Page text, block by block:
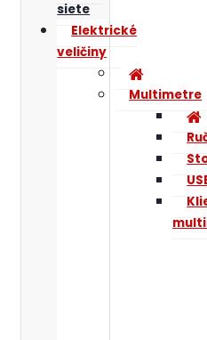
siete
Elektrické
veličiny
Multimetre